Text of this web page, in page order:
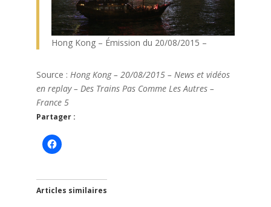
Hong Kong – Émission du 20/08/2015 –
Source : Hong Kong – 20/08/2015 – News et vidéos
en replay – Des Trains Pas Comme Les Autres –
France 5
Partager :
Articles similaires